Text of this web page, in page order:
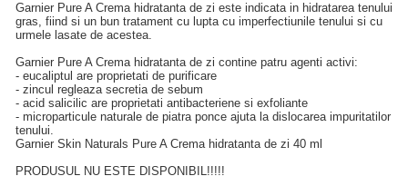
Garnier Pure A Crema hidratanta de zi este indicata in hidratarea tenului
gras, fiind si un bun tratament cu lupta cu imperfectiunile tenului si cu
urmele lasate de acestea.
Garnier Pure A Crema hidratanta de zi contine patru agenti activi:
- eucaliptul are proprietati de purificare
- zincul regleaza secretia de sebum
- acid salicilic are proprietati antibacteriene si exfoliante
- microparticule naturale de piatra ponce ajuta la dislocarea impuritatilor
tenului.
Garnier Skin Naturals Pure A Crema hidratanta de zi 40 ml
PRODUSUL NU ESTE DISPONIBIL!!!!!